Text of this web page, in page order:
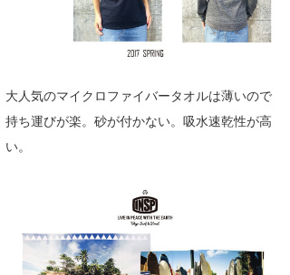
大人気のマイクロファイバータオルは薄いので
持ち運びが楽。砂が付かない。吸水速乾性が高
い。